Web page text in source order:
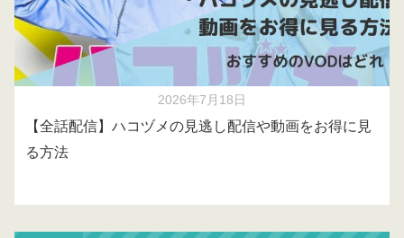
2026年7月18日
【全話配信】ハコヅメの見逃し配信や動画をお得に見
る方法